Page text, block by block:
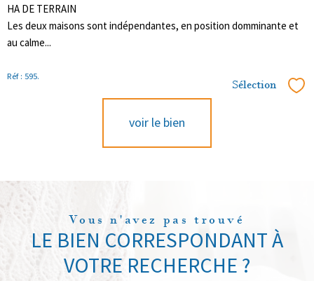
HA DE TERRAIN
Les deux maisons sont indépendantes, en position domminante et
au calme...
Réf : 595.
Sélection
voir le bien
Vous n'avez pas trouvé
LE BIEN CORRESPONDANT À
VOTRE RECHERCHE ?